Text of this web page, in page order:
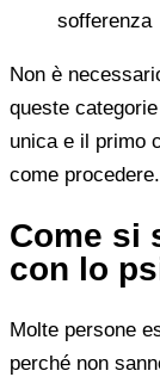
sofferenza
Non è
queste
unica e il primo
come procedere.
Come si
con lo
Molte persone
perché non